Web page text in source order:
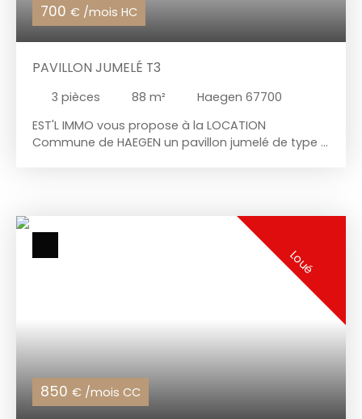
700 € /mois HC
PAVILLON JUMELÉ T3
3 pièces 88 m²
Haegen 67700
EST'L IMMO vous propose à la LOCATION
Commune de HAEGEN un pavillon jumelé de type 3
accès au jardin), WC au 2ème étage : palier, 2
chambres, salle de bains (douche + bains) et WC
séparé Chauffage électrique Disponible au 1er
Concernant les abonnements EAU et ELECTRICITE,
le locataire en fera son affaire personnelle (en sus
850 € /mois CC
Loué